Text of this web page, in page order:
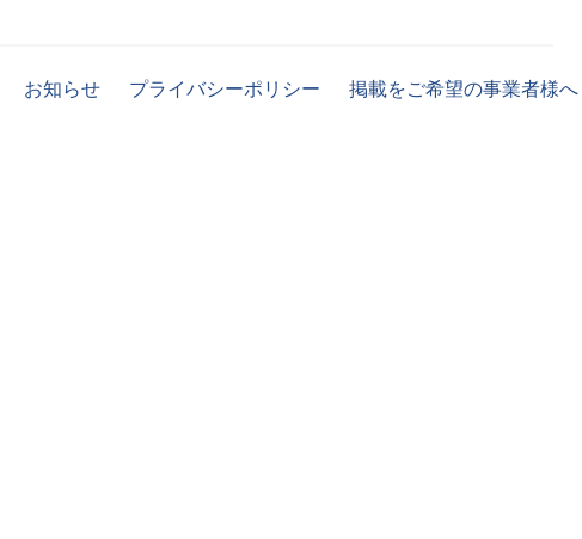
お知らせ プライバシーポリシー 掲載をご希望の事業者様へ